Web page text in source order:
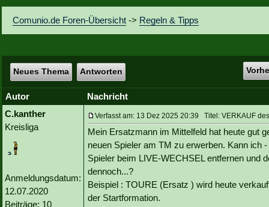
Vereinsdiskussion
Vereinsfragen
Comunio.de Foren-Übersicht -> Regeln & Tipps
Neues Thema Antworten
Autor
Nachricht
C.kanther
Kreisliga
Anmeldungsdatum:
12.07.2020
Beiträge: 10
Verfasst am: 13 Dez 2025 20:39 Titel: VERKAUF
Mein Ersatzmann im Mittelfeld hat heute gut
neuen Spieler am TM zu erwerben. Kann ich
Spieler beim LIVE-WECHSEL entfernen und
dennoch...?
Beispiel : TOURE (Ersatz ) wird heute
der Startformation.